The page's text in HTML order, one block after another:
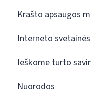
Krašto apsaugos
Interneto
Ieškome turto
Nuorodos